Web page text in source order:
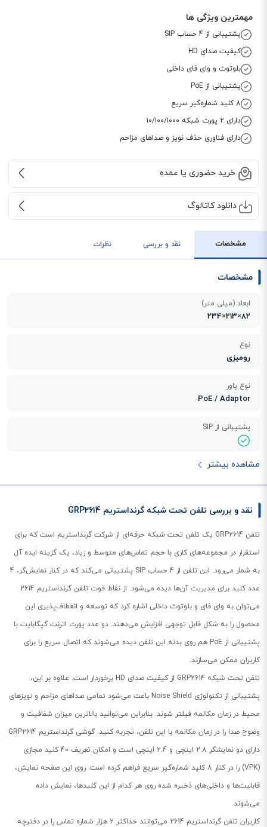
مهمترین ویژگی ها
پشتیبانی از 4 حساب SIP
کیفیت صدای HD
بلوتوث و وای فای داخلی
پشتیبانی از PoE
8 کلید شماره‌گیر سریع
دارای ۲ پورت شبکه ۱۰/۱۰۰/۱۰۰۰
دارای فناوری حذف نویز و صداهای مزاحم
خرید حضوری یا عمده
دانلود کاتالوگ
مشخصات نقد و بررسی نظرات
مشخصات
ابعاد (میلی متر)
82×213×234
نوع
رومیزی
نوع پاور
PoE / Adaptor
پشتیبانی از SIP
مشاهده بیشتر
نقد و بررسی تلفن تحت شبکه گرنداستریم GRP2614
تلفن GRP2614 یک تلفن تحت شبکه حرفه‌ای از شرکت گرنداستریم است که برای
استقرار در مجموعه‌های کاری با حجم تماس‌های متوسط و زیاد، یک گزینه ایده آل
به شمار می‌رود. این تلفن از 4 حساب SIP پشتیبانی می‌کند که در کنار نمایش‌گر، 4
عدد کلید برای مدیریت آن‌ها دیده می‌شود. از نقاط قوت تلفن گرنداستریم 2614
می‌توان به وای فای و بلوتوث داخلی اشاره کرد که توسعه و انعطاف‌پذیری این
محصول را به شکل قابل توجهی افزایش می‌‌دهند. دو عدد پورت اترنت گیگابایت با
پشتیبانی از PoE هم روی بدنه این تلفن دیده می‌شوند که اتصال سریع را برای
کاربران ممکن می‌سازند.
تلفن تحت شبکه GRP2614 از کیفیت صدای HD برخوردار است. علاوه بر این،
پشتیبانی از تکنولوژی Noise Shield باعث می‌شود تمامی صداهای مزاحم و نویزهای
محیط در زمان مکالمه فیلتر شوند. بنابراین می‌توانید بالاترین میزان شفافیت و
وضوح صدا را در زمان مکالمه با این تلفن، تجربه کنید. گوشی گرنداستریم GRP2614
دارای دو نمایشگر 2.8 اینچی و 2.4 اینچی است و امکان تعریف 40 کلید مجازی
(VPK) را در کنار 8 کلید شماره‌گیر سریع فراهم کرده است. روی این صفحه نمایش،
قابلیت‌ها و داخلی‌های ذخیره شده روی هر کدام از این کلیدها، نمایش داده
می‌شوند.
کاربران تلفن گرنداستریم 2614 می‌توانند حداکثر 2 هزار شماره تماس را در دفترچه